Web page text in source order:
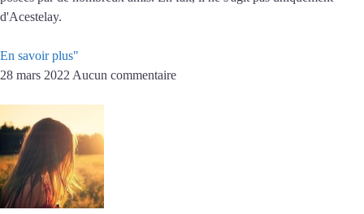
d'Acestelay.
En savoir plus"
28 mars 2022 Aucun commentaire